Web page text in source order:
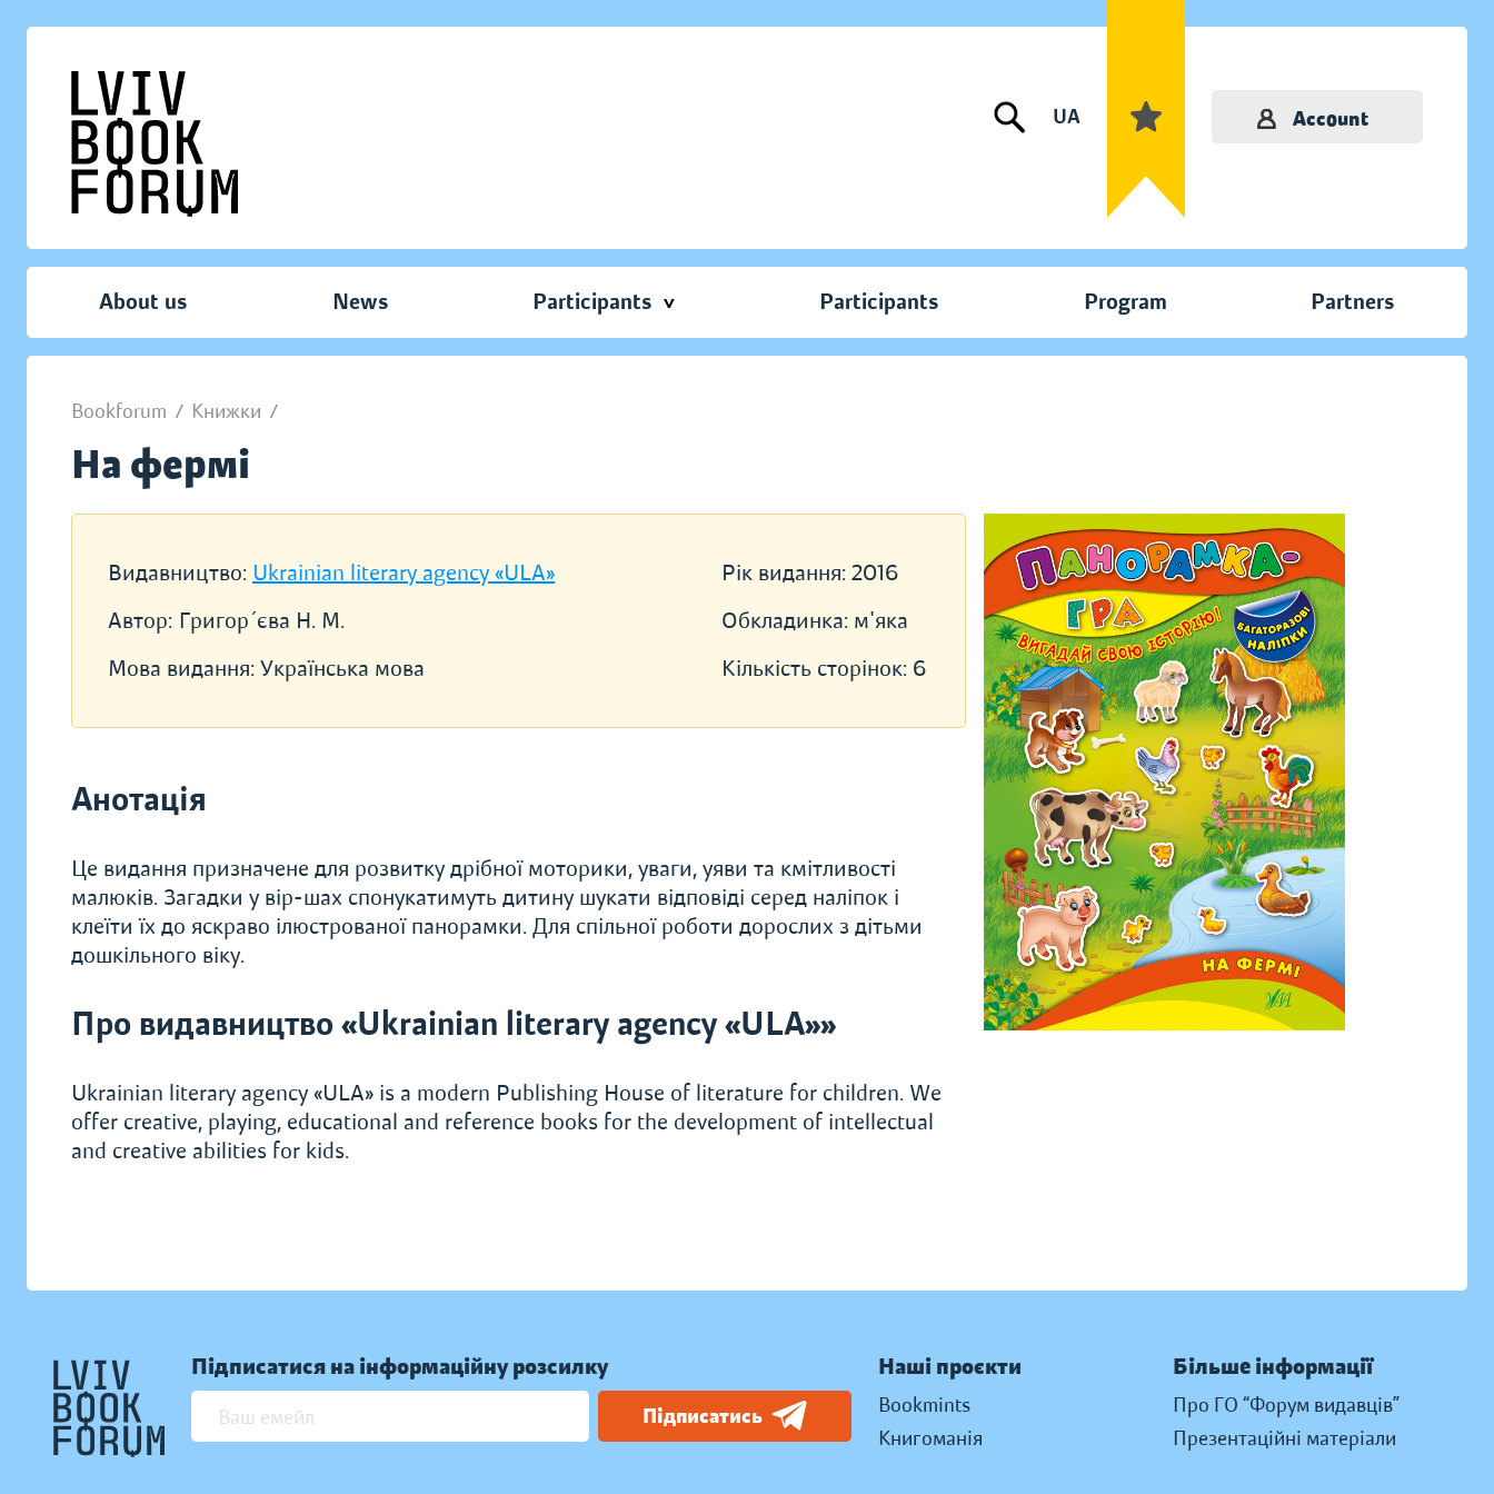
UA Account
About us News Participants Participants Program Partners
Bookforum / Книжки /
На фермі
Видавництво: Ukrainian literary agency «ULA»
Автор: Григор´єва Н. М.
Мова видання: Українська мова
Рік видання: 2016
Обкладинка: м'яка
Кількість сторінок: 6
Анотація
Це видання призначене для розвитку дрібної моторики, уваги, уяви та кмітливості
малюків. Загадки у вір-шах спонукатимуть дитину шукати відповіді серед наліпок і
клеїти їх до яскраво ілюстрованої панорамки. Для спільної роботи дорослих з дітьми
дошкільного віку.
Про видавництво «Ukrainian literary agency «ULA»»
Ukrainian literary agency «ULA» is a modern Publishing House of literature for children. We
offer creative, playing, educational and reference books for the development of intellectual
and creative abilities for kids.
Підписатися на інформаційну розсилку
Підписатись
Наші проєкти
Bookmints
Книгоманія
Більше інформації
Про ГО “Форум видавців”
Презентаційні матеріали